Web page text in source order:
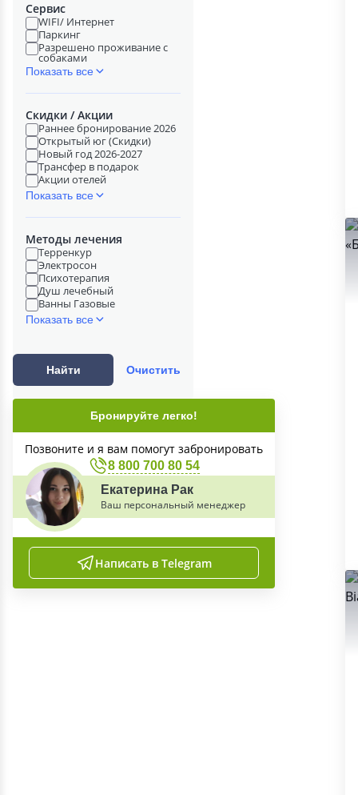
Сервис
WIFI/ Интернет
Паркинг
Разрешено проживание с
собаками
Показать все
Скидки / Акции
Раннее бронирование 2026
Открытый юг (Скидки)
Новый год 2026-2027
Трансфер в подарок
Акции отелей
Показать все
Методы лечения
Терренкур
Электросон
Психотерапия
Душ лечебный
Ванны Газовые
Показать все
Найти Очистить
Бронируйте легко!
Позвоните и я вам помогут забронировать
8 800 700 80 54
Екатерина Рак
Ваш персональный менеджер
Написать в Telegram